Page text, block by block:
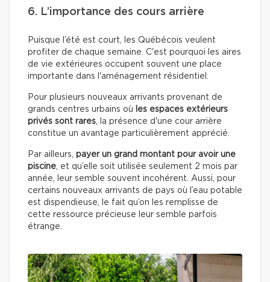
6. L’importance des cours arrière
Puisque l’été est court, les Québécois veulent
profiter de chaque semaine. C'est pourquoi les aires
de vie extérieures occupent souvent une place
importante dans l'aménagement résidentiel.
Pour plusieurs nouveaux arrivants provenant de
grands centres urbains où
les espaces extérieurs
privés sont rares, la présence d'une cour arrière
constitue un avantage particulièrement apprécié.
Par ailleurs, payer un grand montant pour avoir une
piscine, et qu’elle soit utilisée seulement 2 mois par
année, leur semble souvent incohérent. Aussi, pour
certains nouveaux arrivants de pays où l’eau potable
est dispendieuse, le fait qu’on les remplisse de
cette ressource précieuse leur semble parfois
étrange.